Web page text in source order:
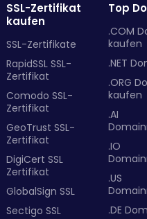
SSL-Zertifikat
kaufen
SSL-Zertifikate
RapidSSL SSL-
Zertifikat
Comodo SSL-
Zertifikat
GeoTrust SSL-
Zertifikat
DigiCert SSL
Zertifikat
GlobalSign SSL
Sectigo SSL
Top
.COM
kaufen
.NET
.ORG
kaufen
.AI
.IO
.US
.DE